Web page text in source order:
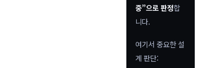
중”으로 판정합
니다.
여기서 중요한 설
계 판단: